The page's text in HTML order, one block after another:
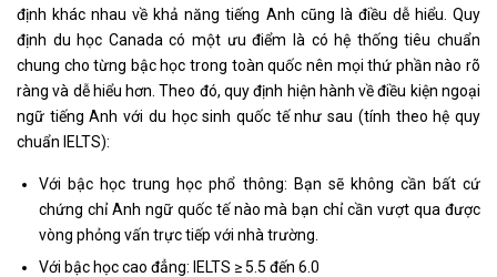
định khác nhau về khả năng tiếng Anh cũng là điều dễ hiểu. Quy
định du học Canada có một ưu điểm là có hệ thống tiêu chuẩn
chung cho từng bậc học trong toàn quốc nên mọi thứ phần nào rõ
ràng và dễ hiểu hơn. Theo đó, quy định hiện hành về điều kiện ngoại
ngữ tiếng Anh với du học sinh quốc tế như sau (tính theo hệ quy
chuẩn IELTS):
Với bậc học trung học phổ thông: Bạn sẽ không cần bất cứ
chứng chỉ Anh ngữ quốc tế nào mà bạn chỉ cần vượt qua được
vòng phỏng vấn trực tiếp với nhà trường.
Với bậc học cao đẳng: IELTS ≥ 5.5 đến 6.0